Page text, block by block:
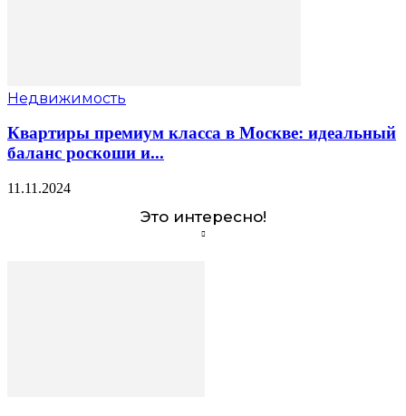
Недвижимость
Квартиры премиум класса в Москве: идеальный
баланс роскоши и...
11.11.2024
Это интересно!